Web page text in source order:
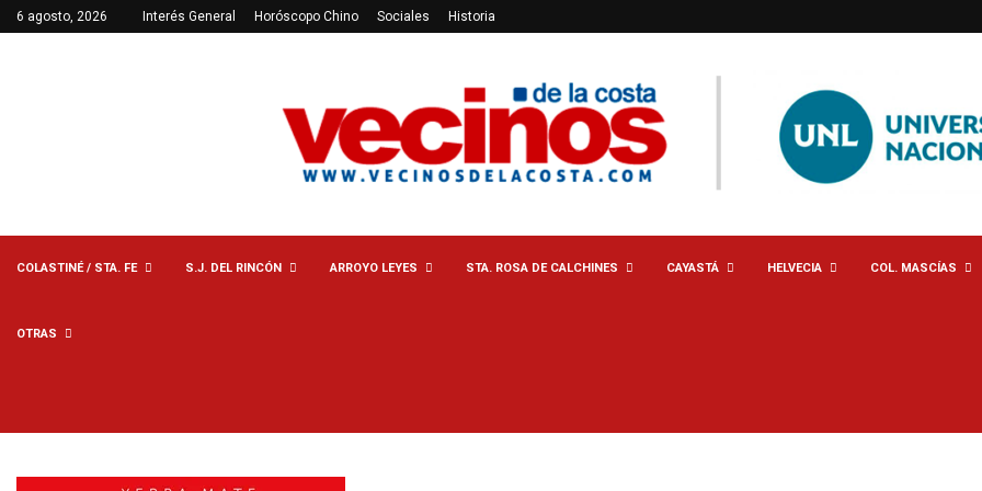
6 agosto, 2026 Interés General Horóscopo Chino Sociales Historia
COLASTINÉ / STA. FE S.J. DEL RINCÓN ARROYO LEYES STA. ROSA DE CALCHINES CAYASTÁ HELVECIA COL. MASCÍAS
OTRAS